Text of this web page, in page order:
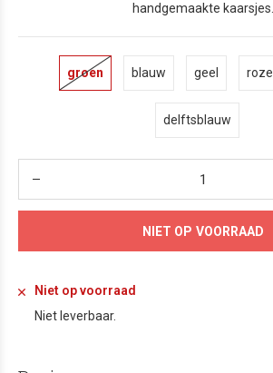
handgemaakte kaarsjes.
groen blauw geel roze
delftsblauw
NIET OP VOORRAAD
Niet op voorraad
Niet leverbaar.